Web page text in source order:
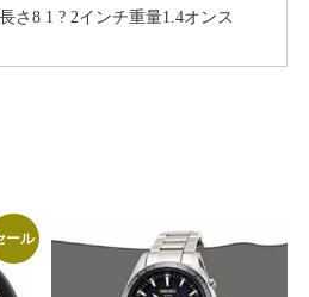
さ8 1 ? 2インチ重量1.4オンス
ール